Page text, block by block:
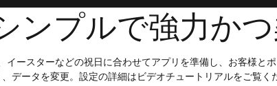
ンプルで強力か
ースターなどの祝日に合わせてアプリを準備し、お客様と
、データを変更。設定の詳細はビデオチュートリアルをご覧く